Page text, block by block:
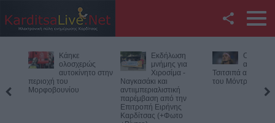
Twitter
YouTube
Αναζήτηση
Εκδήλωση
μνήμης για
Χιροσίμα -
Ναγκασάκι και
αντιιμπεριαλιστική
Ο Φονσέκα
απέκλεισε τον
Τσιτσιπά από το Masters
του Μόντρεαλ
Η
σύλληψη
προέδρου του
Κέντρου Λάρισας